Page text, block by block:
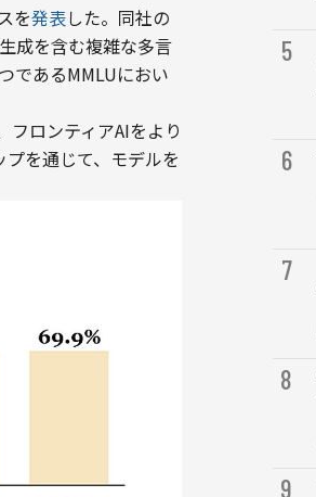
を発表した。同社の
成を含む複雑な多言
であるMMLUにおい
ロンティアAIをより
を通じて、モデルを
5
6
7
8
9